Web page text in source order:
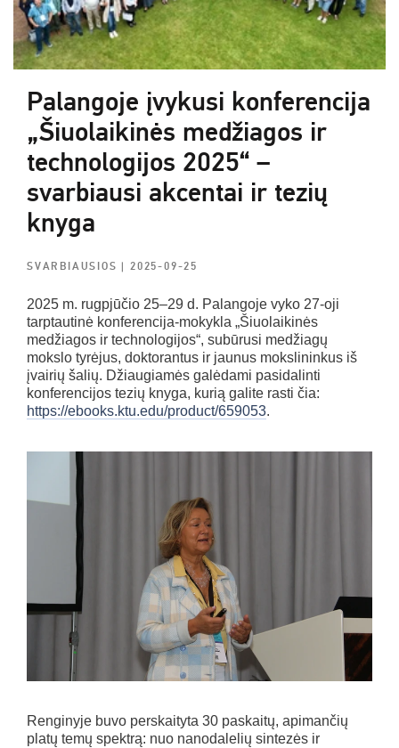
Palangoje įvykusi konferencija
„Šiuolaikinės medžiagos ir
technologijos 2025“ –
svarbiausi akcentai ir tezių
knyga
SVARBIAUSIOS| 2025-09-25
2025 m. rugpjūčio 25–29 d. Palangoje vyko 27-oji
tarptautinė konferencija-mokykla „Šiuolaikinės
medžiagos ir technologijos“, subūrusi medžiagų
mokslo tyrėjus, doktorantus ir jaunus mokslininkus iš
įvairių šalių. Džiaugiamės galėdami pasidalinti
konferencijos tezių knyga, kurią galite rasti čia:
https://ebooks.ktu.edu/product/659053.
Renginyje buvo perskaityta 30 paskaitų, apimančių
platų temų spektrą: nuo nanodalelių sintezės ir